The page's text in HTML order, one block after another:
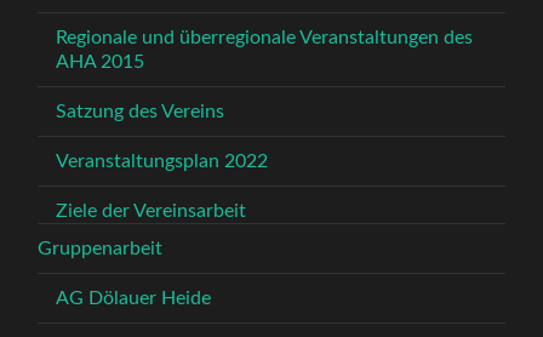
Regionale und überregionale Veranstaltungen des
AHA 2015
Satzung des Vereins
Veranstaltungsplan 2022
Ziele der Vereinsarbeit
Gruppenarbeit
AG Dölauer Heide